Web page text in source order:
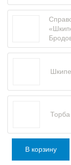
Торба
В корзину